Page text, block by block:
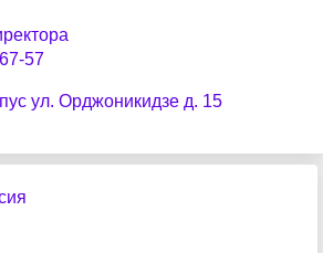
57
ул. Орджоникидзе д. 15